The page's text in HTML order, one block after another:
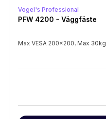
Vogel's Professional
PFW 4200 - Väggfäste
Max VESA 200x200, Max 30kg